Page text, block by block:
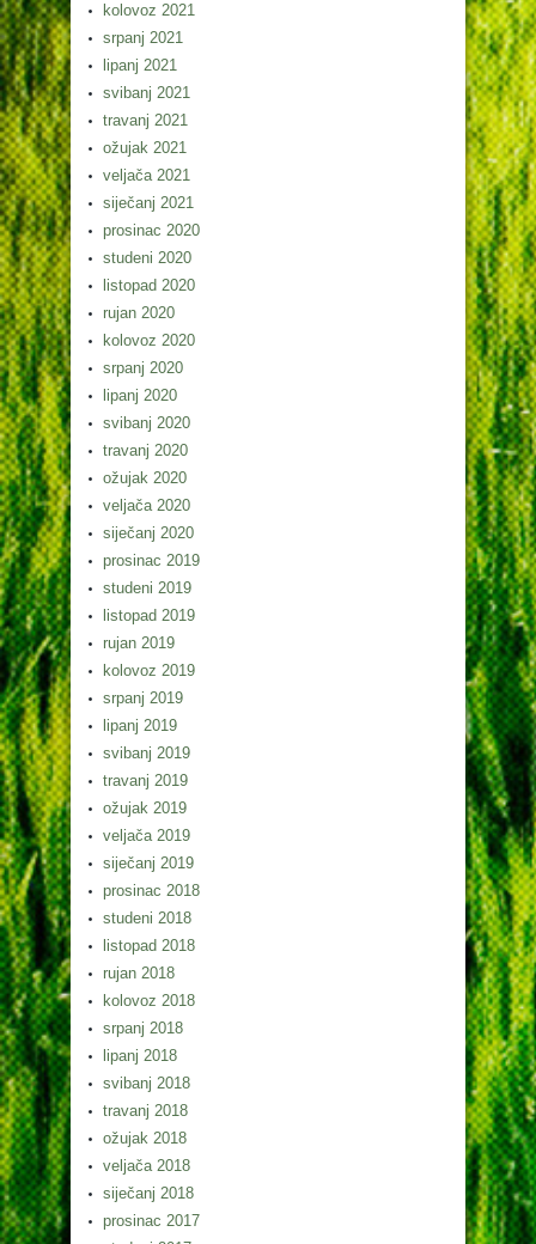
kolovoz 2021
srpanj 2021
lipanj 2021
svibanj 2021
travanj 2021
ožujak 2021
veljača 2021
siječanj 2021
prosinac 2020
studeni 2020
listopad 2020
rujan 2020
kolovoz 2020
srpanj 2020
lipanj 2020
svibanj 2020
travanj 2020
ožujak 2020
veljača 2020
siječanj 2020
prosinac 2019
studeni 2019
listopad 2019
rujan 2019
kolovoz 2019
srpanj 2019
lipanj 2019
svibanj 2019
travanj 2019
ožujak 2019
veljača 2019
siječanj 2019
prosinac 2018
studeni 2018
listopad 2018
rujan 2018
kolovoz 2018
srpanj 2018
lipanj 2018
svibanj 2018
travanj 2018
ožujak 2018
veljača 2018
siječanj 2018
prosinac 2017